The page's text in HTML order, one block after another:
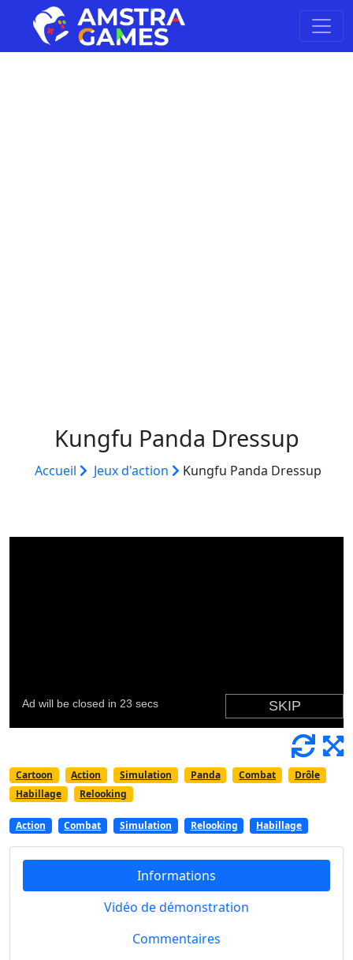
Kungfu Panda Dressup
Accueil Jeux d'action Kungfu Panda Dressup
Cartoon Action Simulation Panda Combat
Drôle
Habillage
Relooking
Action Combat Simulation Relooking Habillage
Informations
Vidéo de démonstration
Commentaires